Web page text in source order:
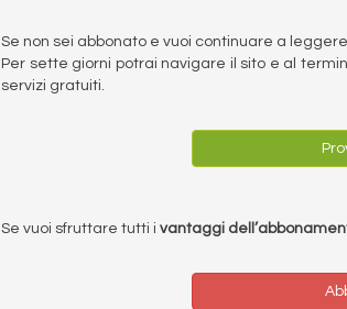
Se non sei abbonato e vuoi continuare a
Per sette giorni potrai navigare il sito e al
servizi gratuiti.
Se vuoi sfruttare tutti i vantaggi